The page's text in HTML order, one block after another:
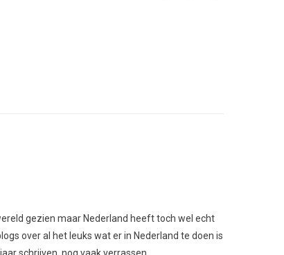
gezien maar Nederland heeft toch wel echt
over al het leuks wat er in Nederland te doen is